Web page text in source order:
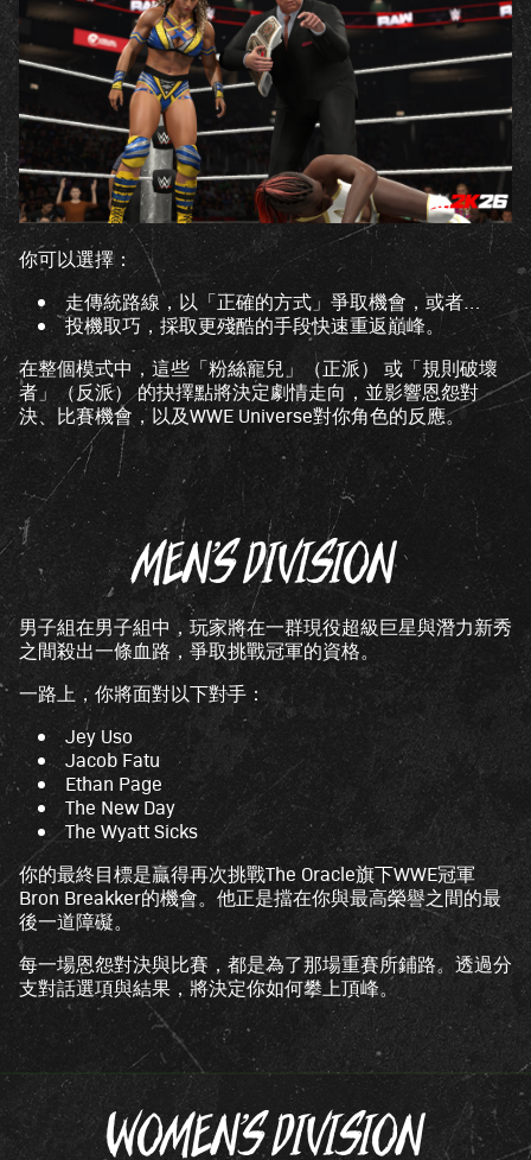
資料
傳輸
至
gle
你可以選擇：
走傳統路線，以「正確的方式」爭取機會，或者…
投機取巧，採取更殘酷的手段快速重返巔峰。
在整個模式中，這些「粉絲寵兒」（正派） 或「規則破壞
者」（反派） 的抉擇點將決定劇情走向，並影響恩怨對
決、比賽機會，以及WWE Universe對你角色的反應。
MEN’S DIVISION
男子組在男子組中，玩家將在一群現役超級巨星與潛力新秀
之間殺出一條血路，爭取挑戰冠軍的資格。
一路上，你將面對以下對手：
Jey Uso
Jacob Fatu
Ethan Page
The New Day
The Wyatt Sicks
你的最終目標是贏得再次挑戰The Oracle旗下WWE冠軍
Bron Breakker的機會。他正是擋在你與最高榮譽之間的最
後一道障礙。
每一場恩怨對決與比賽，都是為了那場重賽所鋪路。透過分
支對話選項與結果，將決定你如何攀上頂峰。
WOMEN’S DIVISION